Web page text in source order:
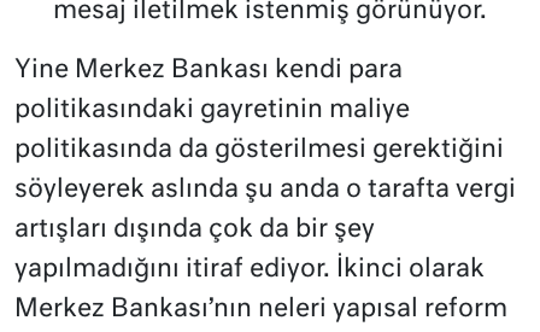
mesaj iletilmek istenmiş görünüyor.
Yine Merkez Bankası kendi para
politikasındaki gayretinin maliye
politikasında da gösterilmesi gerektiğini
söyleyerek aslında şu anda o tarafta vergi
artışları dışında çok da bir şey
yapılmadığını itiraf ediyor. İkinci olarak
Merkez Bankası’nın neleri yapısal reform